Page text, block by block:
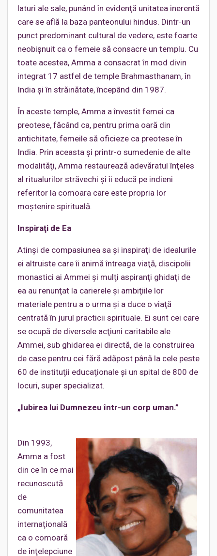
laturi ale sale, punând în evidenţă unitatea inerentă
care se află la baza panteonului hindus. Dintr-un
punct predominant cultural de vedere, este foarte
neobişnuit ca o femeie să consacre un templu. Cu
toate acestea, Amma a consacrat în mod divin
integrat 17 astfel de temple Brahmasthanam, în
India şi în străinătate, începând din 1987.
În aceste temple, Amma a învestit femei ca
preotese, făcând ca, pentru prima oară din
antichitate, femeile să oficieze ca preotese în
India. Prin aceasta şi printr-o sumedenie de alte
modalităţi, Amma restaurează adevăratul înţeles
al ritualurilor străvechi şi îi educă pe indieni
referitor la comoara care este propria lor
moştenire spirituală.
Inspiraţi de Ea
Atinşi de compasiunea sa şi inspiraţi de idealurile
ei altruiste care îi animă întreaga viaţă, discipolii
monastici ai Ammei şi mulţi aspiranţi ghidaţi de
ea au renunţat la carierele şi ambiţiile lor
materiale pentru a o urma şi a duce o viaţă
centrată în jurul practicii spirituale. Ei sunt cei care
se ocupă de diversele acţiuni caritabile ale
Ammei, sub ghidarea ei directă, de la construirea
de case pentru cei fără adăpost până la cele peste
60 de instituţii educaţionale şi un spital de 800 de
locuri, super specializat.
„Iubirea lui Dumnezeu într-un corp uman.”
Din 1993,
Amma a fost
din ce în ce mai
recunoscută
de
comunitatea
internaţională
ca o comoară
de înţelepciune